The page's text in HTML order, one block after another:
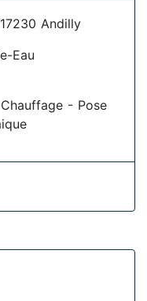
Andilly
Eau
Chauffage - Pose